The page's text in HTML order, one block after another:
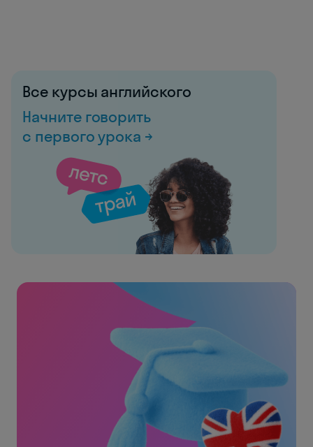
Все курсы английского
Начните говорить
с первого урока →